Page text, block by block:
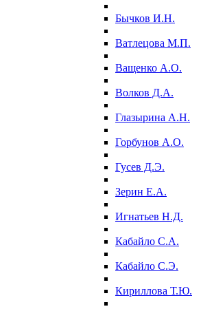
Бычков И.Н.
Ватлецова М.П.
Ващенко А.О.
Волков Д.А.
Глазырина А.Н.
Горбунов А.О.
Гусев Д.Э.
Зерин Е.А.
Игнатьев Н.Д.
Кабайло С.А.
Кабайло С.Э.
Кириллова Т.Ю.